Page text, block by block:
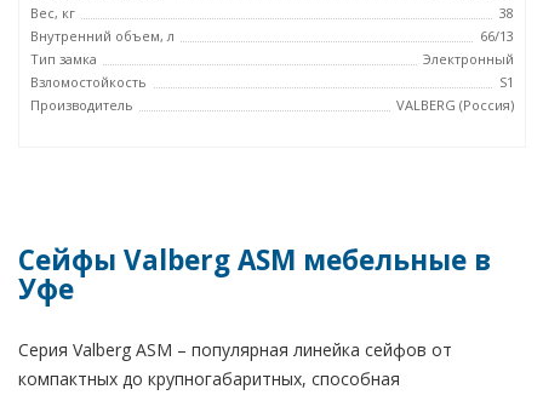
Вес, кг
38
Внутренний объем, л
66/13
Тип замка
Электронный
Взломостойкость
S1
Производитель
VALBERG (Россия)
Сейфы Valberg ASM мебельные в
Уфе
Серия Valberg ASM – популярная линейка сейфов от
компактных до крупногабаритных, способная